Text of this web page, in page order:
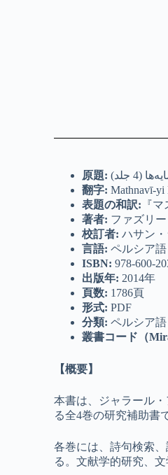
原題:
جلد)
翻字: Mathnavī-yi
表題の和訳: 『
著者: ファズリ
校訂者: ハサン
言語: ペルシア語
ISBN: 978-600-
出版年: 2014年
頁数: 1786頁
形式: PDF
分類: ペルシア
叢書コード（
【概要】
本書は、ジャラール
る全4巻の研究補助書
各巻には、詩句検索
る。文献学的研究、